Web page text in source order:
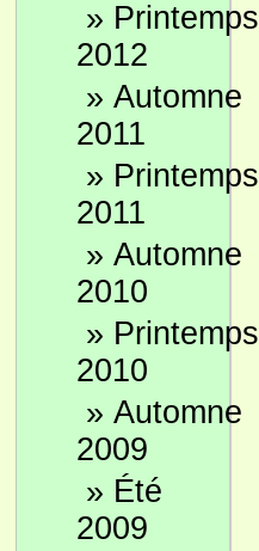
» Printemps
2012
» Automne
2011
» Printemps
2011
» Automne
2010
» Printemps
2010
» Automne
2009
» Été
2009